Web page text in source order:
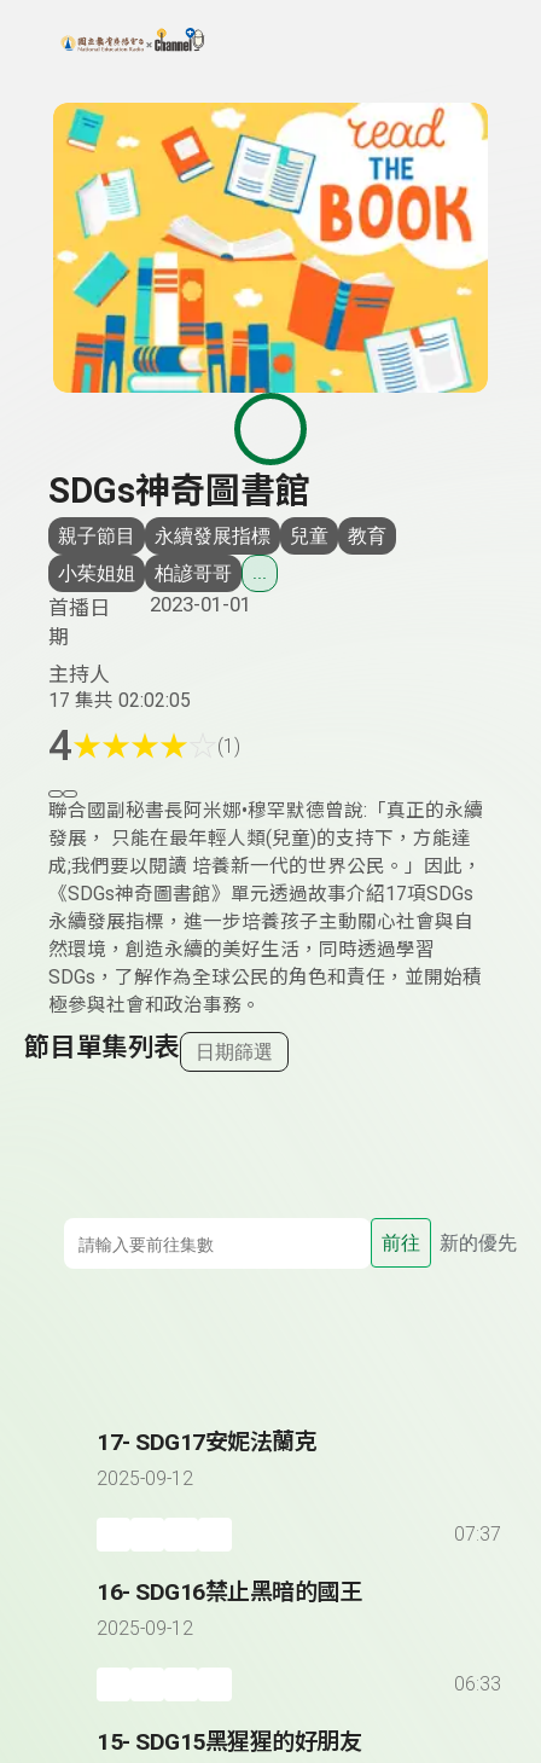
上方功能區塊
搜尋關鍵字：可輸入節目名稱、主持人或關鍵字
SDGs神奇圖書館
親子節目 永續發展指標 兒童
教育
小茱姐姐
柏諺哥哥 ...
首播日
期
2023-01-01
主持人
17 集共 02:02:05
4★★★★ (1)
聯合國副秘書長阿米娜•穆罕默德曾說:「真正的永續
發展， 只能在最年輕人類(兒童)的支持下，方能達
成;我們要以閱讀 培養新一代的世界公民。」因此，
《SDGs神奇圖書館》單元透過故事介紹17項SDGs
永續發展指標，進一步培養孩子主動關心社會與自
然環境，創造永續的美好生活，同時透過學習
SDGs，了解作為全球公民的角色和責任，並開始積
極參與社會和政治事務。
節目單集列表 日期篩選
前往 新的優先
17- SDG17安妮法蘭克
2025-09-12
07:37
16- SDG16禁止黑暗的國王
2025-09-12
06:33
15- SDG15黑猩猩的好朋友